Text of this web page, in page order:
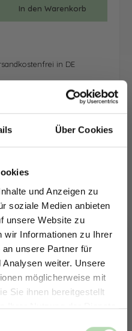
Über Cookies
und Anzeigen zu
soziale Medien anbieten
unsere Website zu
wir Informationen zu Ihrer
unsere Partner für
weiter. Unsere
möglicherweise mit
Sie ihnen bereitgestellt
Ihrer Nutzung der Dienste
In den Warenkorb
in DE
AUF